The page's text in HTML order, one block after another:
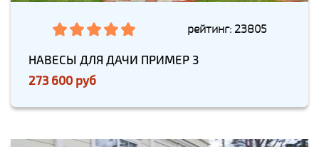
рейтинг: 23805
НАВЕСЫ ДЛЯ ДАЧИ ПРИМЕР 3
273 600 руб